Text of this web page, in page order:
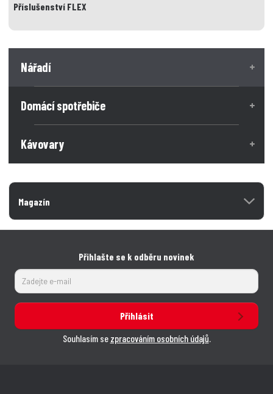
Příslušenství FLEX
Nářadí
Domácí spotřebiče
Kávovary
Magazín
Přihlašte se k odběru novinek
Přihlásit
Souhlasím se zpracováním osobních údajů.